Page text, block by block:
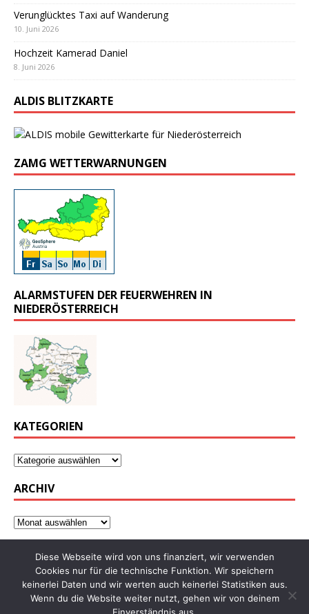
Verunglücktes Taxi auf Wanderung
10. Juni 2026
Hochzeit Kamerad Daniel
8. Juni 2026
ALDIS BLITZKARTE
ZAMG WETTERWARNUNGEN
ALARMSTUFEN DER FEUERWEHREN IN
NIEDERÖSTERREICH
KATEGORIEN
ARCHIV
Diese Webseite wird von uns finanziert, wir verwenden
Cookies nur für die technische Funktion. Wir speichern
keinerlei Daten und wir werten auch keinerlei Statistiken aus.
Wenn du die Website weiter nutzt, gehen wir von deinem